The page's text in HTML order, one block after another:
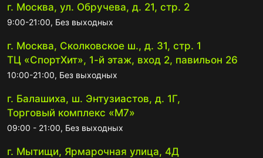
г. Москва, ул. Обручева, д. 21, стр. 2
9:00-21:00, Без выходных
г. Москва, Сколковское ш., д. 31, стр. 1
ТЦ «СпортХит», 1-й этаж, вход 2, павильон 26
10:00-21:00, Без выходных
г. Балашиха, ш. Энтузиастов, д. 1Г,
Торговый комплекс «М7»
09:00 - 21:00, Без выходных
г. Мытищи, Ярмарочная улица, 4Д